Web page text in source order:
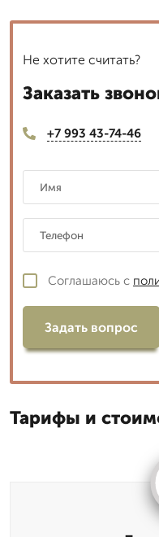
Не хотите считать?
Заказать
+7 993 43-74-46
Соглашаюсь с
Задать вопрос
Тарифы и